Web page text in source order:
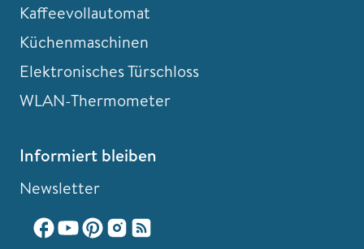
Kaffeevollautomat
Küchenmaschinen
Elektronisches Türschloss
WLAN-Thermometer
Informiert bleiben
Newsletter